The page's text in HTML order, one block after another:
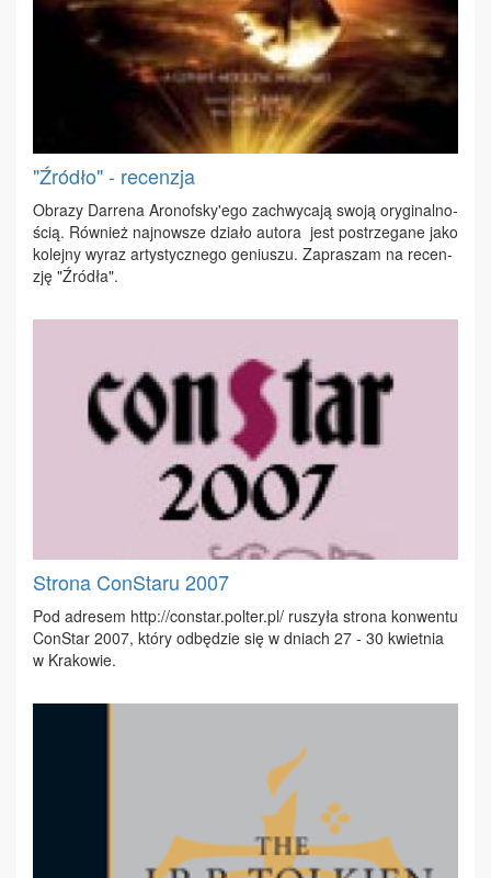
"Źródło" - recenzja
Ob­ra­zy Dar­re­na Aro­no­fsky'ego za­chwy­ca­ją swo­ją ory­gi­nal­no­
ścią. Rów­nież naj­now­sze dzia­ło au­to­ra jest po­strze­ga­ne ja­ko
ko­lej­ny wy­raz ar­ty­stycz­ne­go ge­niu­szu. Za­pra­szam na re­cen­
zję "Źró­dła".
Strona ConStaru 2007
Pod ad­re­sem http://​constar.​polter.​pl/ ru­szy­ła stro­na kon­wen­tu
Con­Star 2007, któ­ry od­bę­dzie się w dniach 27 - 30 kwiet­nia
w Kra­ko­wie.